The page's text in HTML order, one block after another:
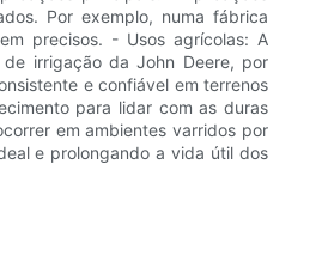
Por exemplo, numa fábrica
precisos. - Usos agrícolas: A
irrigação da John Deere, por
e confiável em terrenos
para lidar com as duras
em ambientes varridos por
e prolongando a vida útil dos